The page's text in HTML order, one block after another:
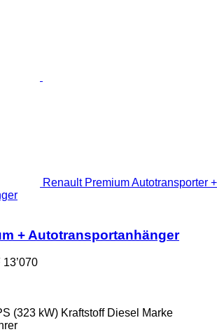
Renault Premium Autotransporter +
+ Autotransportanhänger
(323 kW) Kraftstoff Diesel Marke